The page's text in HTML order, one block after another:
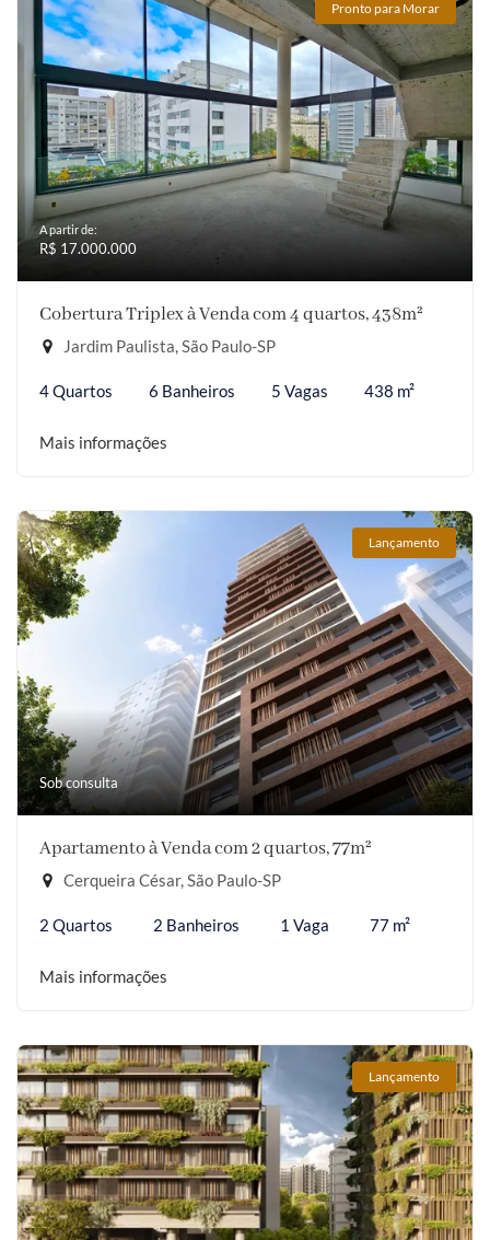
Pronto para Morar
A partir de:
R$ 17.000.000
Cobertura Triplex à Venda com 4 quartos, 438m²
Jardim Paulista, São Paulo-SP
4 Quartos 6 Banheiros 5 Vagas 438 m²
Mais informações
Lançamento
Sob consulta
Apartamento à Venda com 2 quartos, 77m²
Cerqueira César, São Paulo-SP
2 Quartos 2 Banheiros 1 Vaga 77 m²
Mais informações
Lançamento